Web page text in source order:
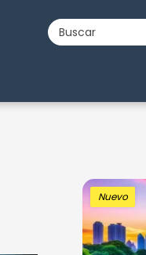
Nuevo